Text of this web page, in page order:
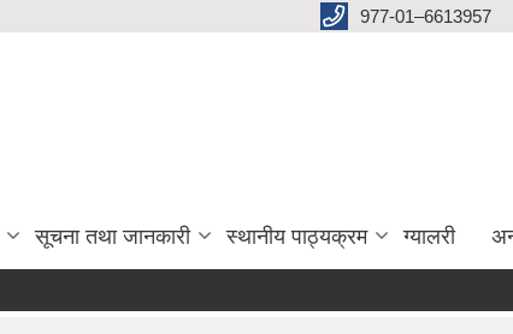
977-01–6613957
सूचना तथा जानकारी स्थानीय पाठ्यक्रम ग्यालरी